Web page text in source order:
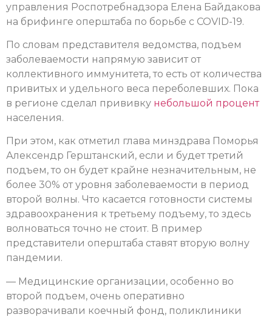
управления Роспотребнадзора Елена Байдакова
на брифинге оперштаба по борьбе с COVID-19.
По словам представителя ведомства, подъем
заболеваемости напрямую зависит от
коллективного иммунитета, то есть от количества
привитых и удельного веса переболевших. Пока
в регионе сделал прививку небольшой процент
населения.
При этом, как отметил глава минздрава Поморья
Алексендр Герштанский, если и будет третий
подъем, то он будет крайне незначительным, не
более 30% от уровня заболеваемости в период
второй волны. Что касается готовности системы
здравоохранения к третьему подъему, то здесь
волноваться точно не стоит. В пример
представители оперштаба ставят вторую волну
пандемии.
— Медицинские организации, особенно во
второй подъем, очень оперативно
разворачивали коечный фонд, поликлиники